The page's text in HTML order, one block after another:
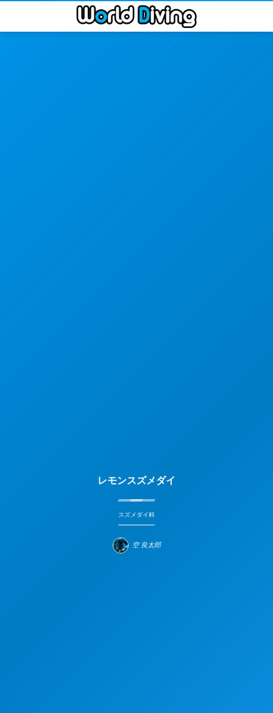
レモンスズメダイ
スズメダイ科
空 良太郎